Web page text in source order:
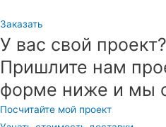
Заказать
У вас свой проект?
Пришлите нам
форме ниже и мы
Посчитайте мой проект